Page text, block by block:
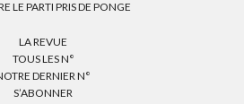
LE PARTI PRIS DE PONGE
LA REVUE
TOUS LES N°
DERNIER N°
S’ABONNER